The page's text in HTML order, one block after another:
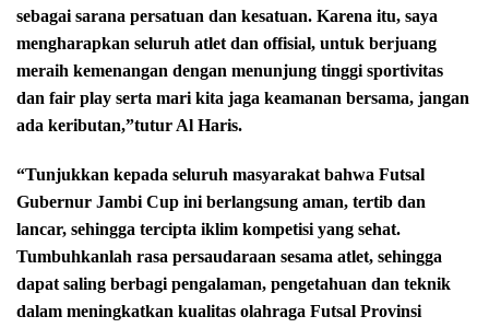
sebagai sarana persatuan dan kesatuan. Karena itu, saya
mengharapkan seluruh atlet dan offisial, untuk berjuang
meraih kemenangan dengan menunjung tinggi sportivitas
dan fair play serta mari kita jaga keamanan bersama, jangan
ada keributan,”tutur Al Haris.
“Tunjukkan kepada seluruh masyarakat bahwa Futsal
Gubernur Jambi Cup ini berlangsung aman, tertib dan
lancar, sehingga tercipta iklim kompetisi yang sehat.
Tumbuhkanlah rasa persaudaraan sesama atlet, sehingga
dapat saling berbagi pengalaman, pengetahuan dan teknik
dalam meningkatkan kualitas olahraga Futsal Provinsi